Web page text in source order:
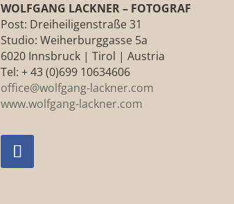
WOLFGANG LACKNER – FOTOGRAF
Post: Dreiheiligenstraße 31
Studio: Weiherburggasse 5a
6020 Innsbruck | Tirol | Austria
Tel: + 43 (0)699 10634606
office@wolfgang-lackner.com
www.wolfgang-lackner.com